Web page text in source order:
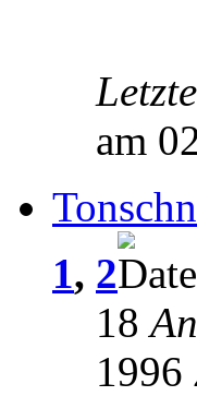
am
1, 2
18
1996